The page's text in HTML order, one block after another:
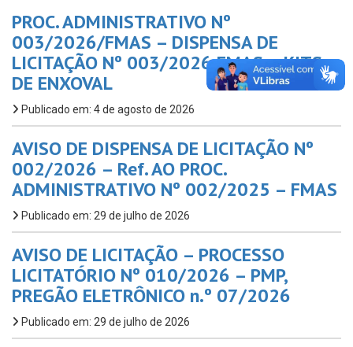
PROC. ADMINISTRATIVO Nº
003/2026/FMAS – DISPENSA DE
LICITAÇÃO Nº 003/2026 FMAS – KITS
DE ENXOVAL
Publicado em: 4 de agosto de 2026
AVISO DE DISPENSA DE LICITAÇÃO Nº
002/2026 – Ref. AO PROC.
ADMINISTRATIVO Nº 002/2025 – FMAS
Publicado em: 29 de julho de 2026
AVISO DE LICITAÇÃO – PROCESSO
LICITATÓRIO Nº 010/2026 – PMP,
PREGÃO ELETRÔNICO n.º 07/2026
Publicado em: 29 de julho de 2026